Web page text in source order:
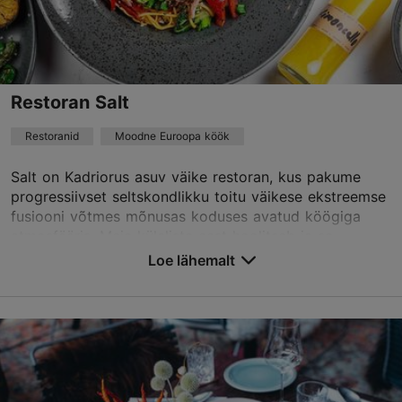
reservations@laspa.ee
+372 687 0800
Best Restaurants
Broneeri
TripAdvisor Traveler hinnang
Loe rohkem arvustusi TripAdvisorist
Restoran Salt
Restoranid Moodne Euroopa köök
Salt on Kadriorus asuv väike restoran, kus pakume
progressiivset seltskondlikku toitu väikese ekstreemse
fusiooni võtmes mõnusas koduses avatud köögiga
Vase tn 14, Tallinn
01.05–30.09
Loe lähemalt